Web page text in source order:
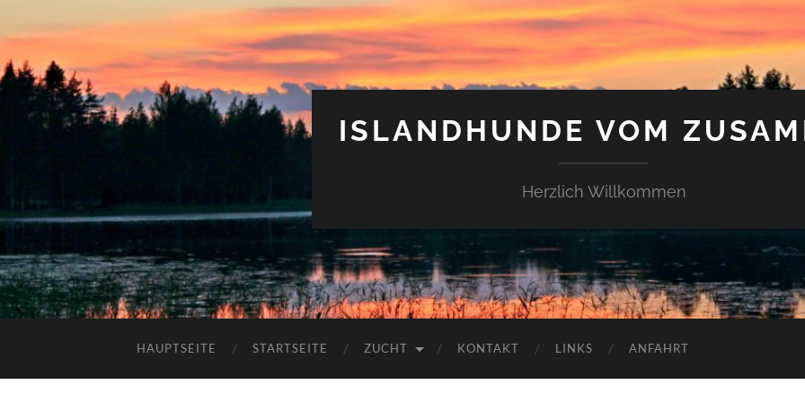
ISLANDHUNDE VOM
Herzlich Willkommen
HAUPTSEITE STARTSEITE ZUCHT KONTAKT LINKS ANFAHRT